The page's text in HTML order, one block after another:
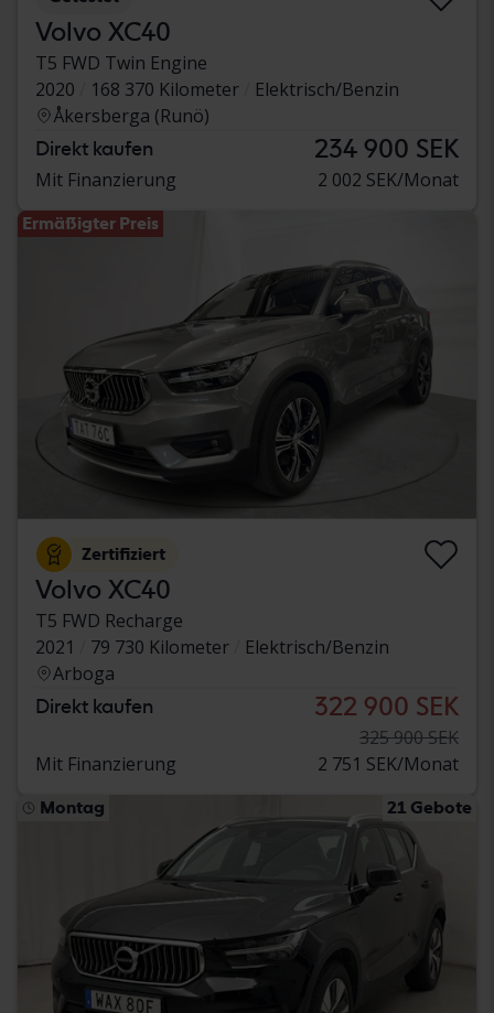
Volvo XC40
T5 FWD Twin Engine
2020
168 370 Kilometer
Elektrisch/Benzin
Åkersberga (Runö)
Direkt kaufen 234 900 SEK
Mit Finanzierung 2 002 SEK/Monat
Ermäßigter Preis
Zertifiziert
Volvo XC40
T5 FWD Recharge
2021
79 730 Kilometer
Elektrisch/Benzin
Arboga
Direkt kaufen 322 900 SEK
325 900 SEK
Mit Finanzierung
2 751 SEK/Monat
Montag 21 Gebote